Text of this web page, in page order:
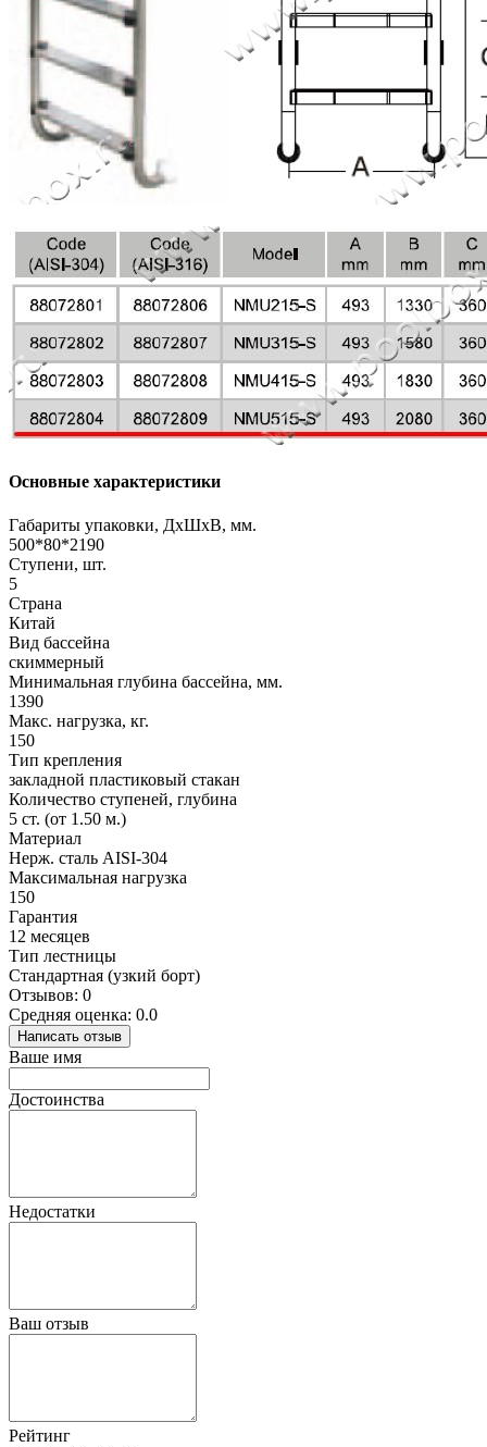
Основные характеристики
Габариты упаковки, ДхШхВ, мм.
500*80*2190
Ступени, шт.
5
Страна
Китай
Вид бассейна
скиммерный
Минимальная глубина бассейна, мм.
1390
Макс. нагрузка, кг.
150
Тип крепления
закладной пластиковый стакан
Количество ступеней, глубина
5 ст. (от 1.50 м.)
Материал
Нерж. сталь AISI-304
Максимальная нагрузка
150
Гарантия
12 месяцев
Тип лестницы
Стандартная (узкий борт)
Отзывов: 0
Средняя оценка: 0.0
Написать отзыв
Ваше имя
Достоинства
Недостатки
Ваш отзыв
Рейтинг